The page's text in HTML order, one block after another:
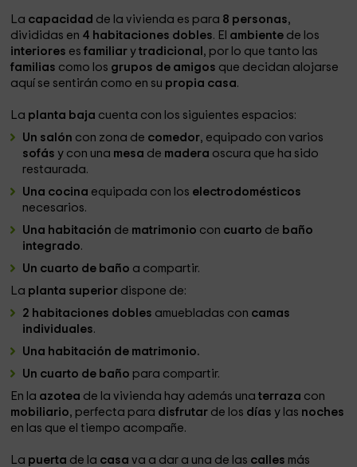
La capacidad de la vivienda es para 8 personas,
divididas en 4 habitaciones dobles. El ambiente de los
interiores esfamiliarytradicional , por lo que tanto las
familias como los grupos de amigos que decidan alojarse
aquí se sentirán como en su propia casa.
La planta baja cuenta con los siguientes espacios:
Un salón con zona de comedor, equipado con varios
sofásy con una mesa de madera oscura que ha sido
restaurada.
Una cocina equipada con los electrodomésticos
necesarios.
Una habitación de matrimonio con cuarto de baño
integrado.
Un cuarto de baño a compartir.
La planta superior dispone de:
2 habitaciones dobles amuebladas con camas
individuales.
Una habitación de matrimonio.
Un cuarto de baño para compartir.
En la azotea de la vivienda hay además unaterraza con
mobiliario, perfecta para disfrutar de los díasy las noches
en las que el tiempo acompañe.
La puerta de la casava a dar a una de las calles más